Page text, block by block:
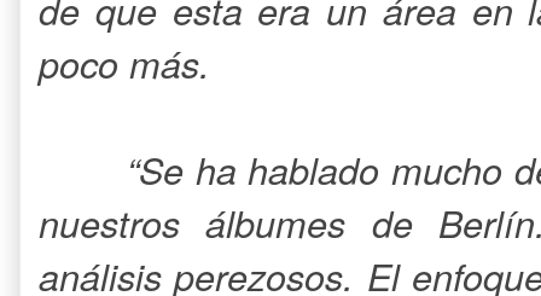
poco más.
“Se ha hablado mucho
nuestros álbumes de
análisis perezosos. El